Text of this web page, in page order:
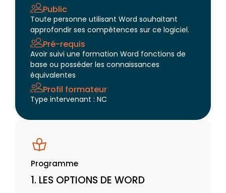
Public
Toute personne utilisant Word souhaitant
approfondir ses compétences sur ce logiciel.
Pré-requis
Avoir suivi une formation Word fonctions de
base ou posséder les connaissances
équivalentes
Profil formateur
Type intervenant : NC
Programme
1. LES OPTIONS DE WORD